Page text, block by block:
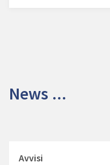
News ...
Avvisi